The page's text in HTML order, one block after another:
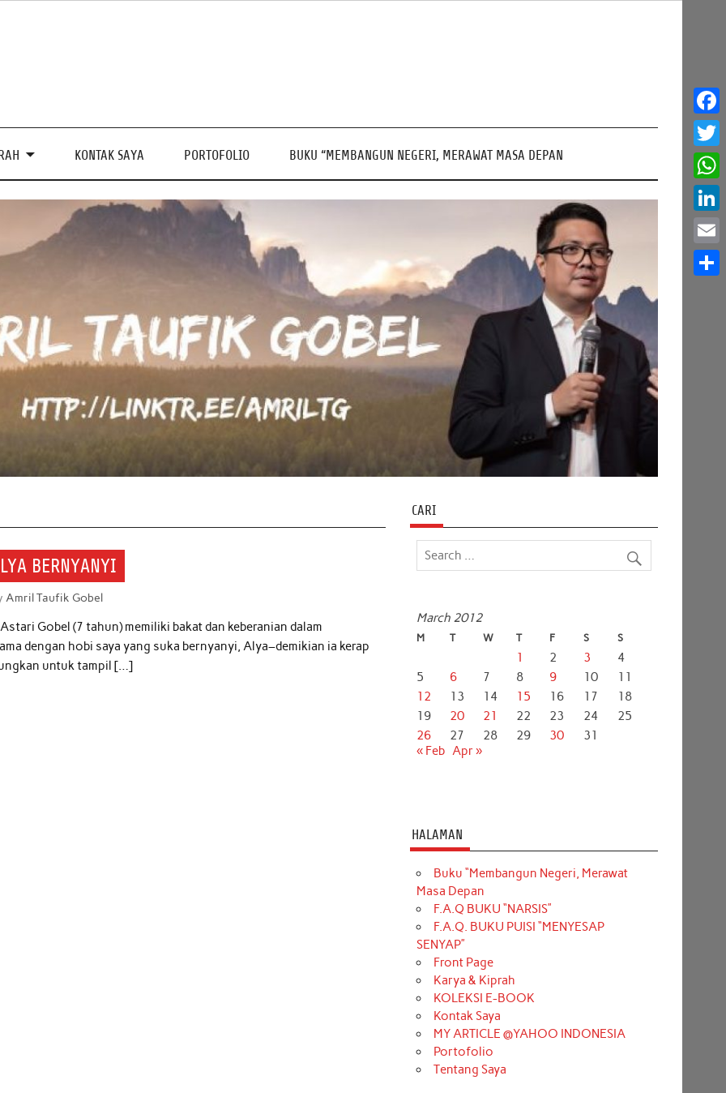
KONTAK SAYA PORTOFOLIO BUKU “MEMBANGUN NEGERI, MERAWAT MASA DEPAN
BERNYANYI
Amril Taufik Gobel
Gobel (7 tahun) memiliki bakat dan keberanian dalam
dengan hobi saya yang suka bernyanyi, Alya–demikian ia kerap
untuk tampil […]
CARI
March 2012
M T W T F S S
1 2 3
4
5
6 7 8 9 10
11
12
13 14 15 16 17
18
19
20 21 22 23 24
25
26
27 28 29 30
31
« Feb Apr »
HALAMAN
Buku “Membangun Negeri, Merawat
Masa Depan
F.A.Q BUKU “NARSIS”
F.A.Q. BUKU PUISI “MENYESAP
SENYAP”
Front Page
Karya & Kiprah
KOLEKSI E-BOOK
Kontak Saya
MY ARTICLE @YAHOO INDONESIA
Portofolio
Tentang Saya
Email